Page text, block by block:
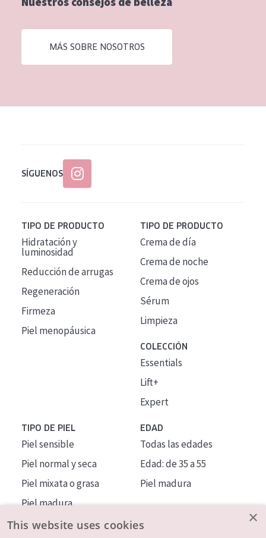
Todas las edades
Edad: de 35 a 55
MÁS SOBRE NOSOTROS
SÍGUENOS
TIPO DE PRODUCTO
Hidratación y
luminosidad
Reducción de arrugas
Regeneración
Firmeza
Piel menopáusica
TIPO DE PRODUCTO
Crema de día
Crema de noche
Crema de ojos
Sérum
Limpieza
COLECCIÓN
Essentials
Lift+
Expert
TIPO DE PIEL
Piel sensible
Piel normal y seca
Piel mixata o grasa
Piel madura
Piel expuesta al sol
EDAD
Todas las edades
Edad: de 35 a 55
Piel madura
×
This website uses cookies